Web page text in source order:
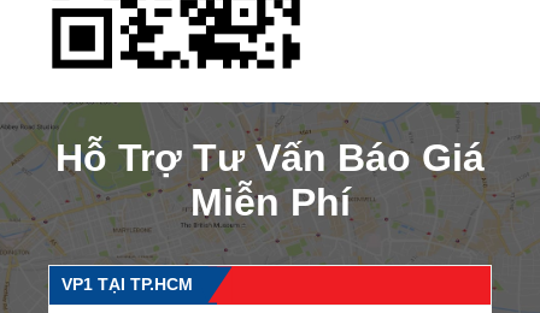
Hỗ Trợ Tư Vấn Báo Giá
Miễn Phí
VP1 TẠI TP.HCM